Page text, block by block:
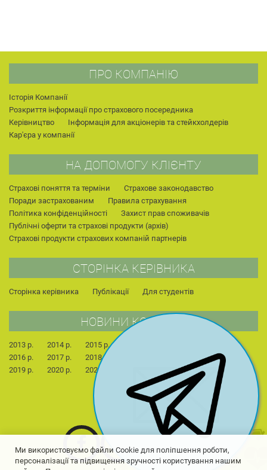
ПРО КОМПАНІЮ
Історія Компанії
Розкриття інформації про страхового посередника
Керівництво
Інформація для акціонерів та стейкхолдерів
Кар'єра у компанії
НА ДОПОМОГУ КЛІЄНТУ
Страхові поняття та терміни
Страхове законодавство
Поради застрахованим
Правила страхування
Політика конфіденційності
Захист прав споживачів
Публічні оферти та страхові продукти (архів)
Страхові продукти страхових компаній партнерів
СТОРІНКА КЕРІВНИКА
Сторінка керівника Публікації Для студентів
НОВИНИ КОМПАНІЇ
2013 р. 2014 р.
2015 р.
2016 р.
2017 р.
2018 р.
2019 р.
2020 р. 2021 р.
2024 р.
Ми використовуємо файли Cookie для поліпшення роботи,
персоналізації та підвищення зручності користування нашим